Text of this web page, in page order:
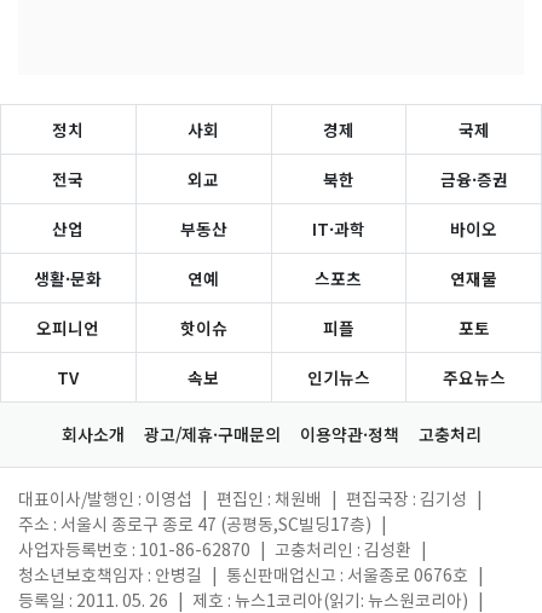
정치 사회 경제 국제
전국 외교 북한 금융·증권
산업 부동산 IT·과학 바이오
생활·문화 연예 스포츠 연재물
오피니언 핫이슈 피플 포토
TV 속보 인기뉴스 주요뉴스
회사소개 광고/제휴·구매문의 이용약관·정책 고충처리
대표이사/발행인 : 이영섭 편집인 : 채원배 편집국장 : 김기성
주소 : 서울시 종로구 종로 47 (공평동,SC빌딩17층)
사업자등록번호 : 101-86-62870
고충처리인 : 김성환
청소년보호책임자 : 안병길
통신판매업신고 : 서울종로 0676호
등록일 : 2011. 05. 26
제호 : 뉴스1코리아(읽기: 뉴스원코리아)